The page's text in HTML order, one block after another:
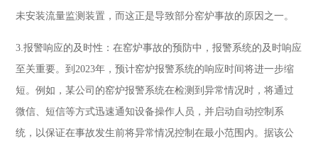
未安装流量监测装置，而这正是导致部分窑炉事故的原因之一。
3.报警响应的及时性：在窑炉事故的预防中，报警系统的及时响应
至关重要。到2023年，预计窑炉报警系统的响应时间将进一步缩
短。例如，某公司的窑炉报警系统在检测到异常情况时，将通过
微信、短信等方式迅速通知设备操作人员，并启动自动控制系
统，以保证在事故发生前将异常情况控制在最小范围内。据该公